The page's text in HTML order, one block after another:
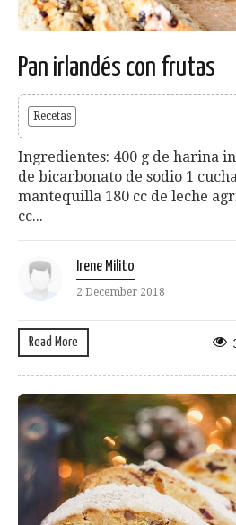
Pan irlandés con frutas
Recetas
Ingredientes: 400 g de harina
de bicarbonato de sodio 1
mantequilla 180 cc de leche
cc...
Irene Milito
2 December 2018
Read More